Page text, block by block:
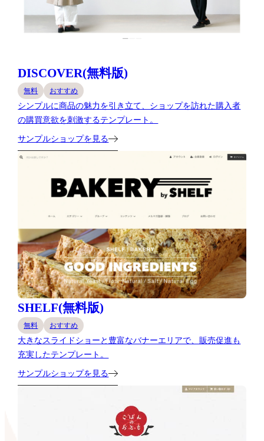
DISCOVER(無料版)
無料 おすすめ
シンプルに商品の魅力を引き立て、ショップを訪れた購入者
の購買意欲を刺激するテンプレート。
サンプルショップを見る
SHELF(無料版)
無料 おすすめ
大きなスライドショーと豊富なバナーエリアで、販売促進も
充実したテンプレート。
サンプルショップを見る